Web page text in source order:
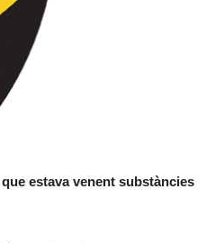
estava venent substàncies